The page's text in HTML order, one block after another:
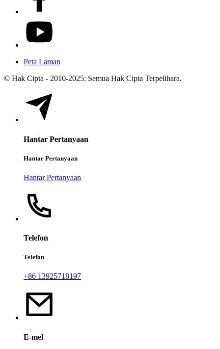
Peta Laman
© Hak Cipta - 2010-2025: Semua Hak Cipta Terpelihara.
Hantar Pertanyaan
Hantar Pertanyaan
Hantar Pertanyaan
Telefon
Telefon
+86 13925718197
E-mel